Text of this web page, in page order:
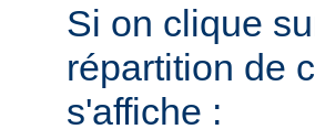
Si on clique
répartition de
s'affiche :